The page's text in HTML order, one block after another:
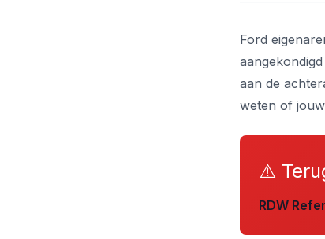
Ford
aan de
weten of
⚠️
RDW